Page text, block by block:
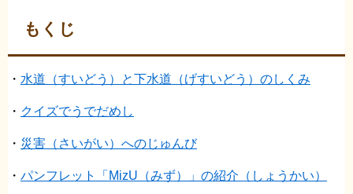
もくじ
・ 水道（すいどう）と下水道（げすいどう）のしくみ
・ クイズでうでだめし
・ 災害（さいがい）へのじゅんび
・ パンフレット「MizU（みず）」の紹介（しょうかい）